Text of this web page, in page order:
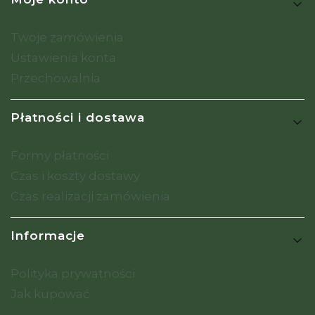
Twoje zamówienia
Ustawienia konta
Przechowalnia
Płatności i dostawa
Formy płatności
Czas i koszty dostawy
Czas realizacji zamówienia
Informacje
Polityka prywatności
Jak kupować